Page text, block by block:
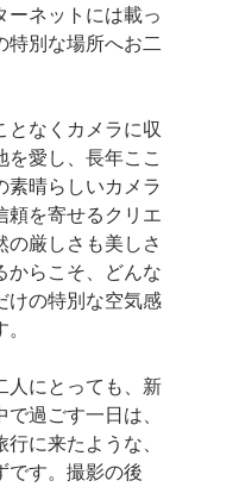
ーネットには載っ
特別な場所へお二
となくカメラに収
を愛し、長年ここ
素晴らしいカメラ
頼を寄せるクリエ
の厳しさも美しさ
からこそ、どんな
けの特別な空気感
人にとっても、新
過ごす一日は、
に来たような、
です。撮影の後